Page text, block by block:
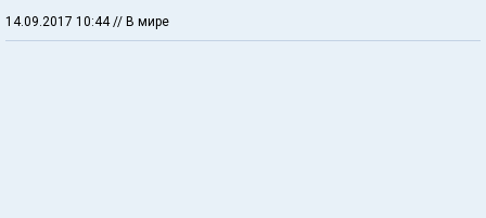
14.09.2017 10:44// В мире